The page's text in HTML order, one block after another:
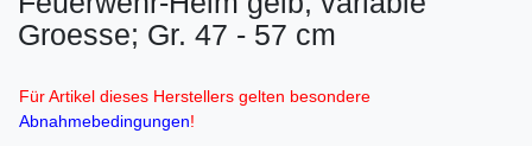
Groesse; Gr. 47 - 57 cm
Für Artikel dieses Herstellers gelten besondere
Abnahmebedingungen!